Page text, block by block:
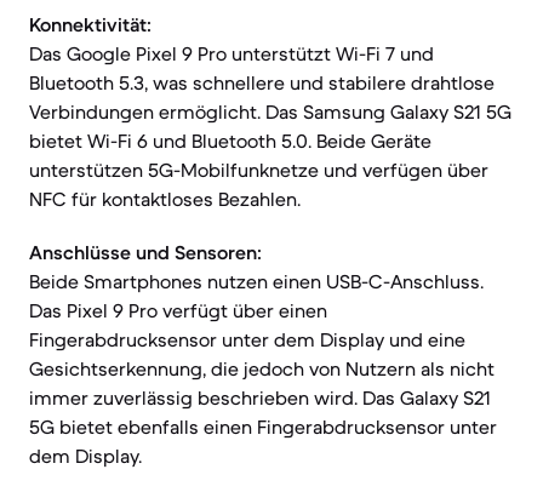
Konnektivität:
Das Google Pixel 9 Pro unterstützt Wi-Fi 7 und
Bluetooth 5.3, was schnellere und stabilere drahtlose
Verbindungen ermöglicht. Das Samsung Galaxy S21 5G
bietet Wi-Fi 6 und Bluetooth 5.0. Beide Geräte
unterstützen 5G-Mobilfunknetze und verfügen über
NFC für kontaktloses Bezahlen.
Anschlüsse und Sensoren:
Beide Smartphones nutzen einen USB-C-Anschluss.
Das Pixel 9 Pro verfügt über einen
Fingerabdrucksensor unter dem Display und eine
Gesichtserkennung, die jedoch von Nutzern als nicht
immer zuverlässig beschrieben wird. Das Galaxy S21
5G bietet ebenfalls einen Fingerabdrucksensor unter
dem Display.